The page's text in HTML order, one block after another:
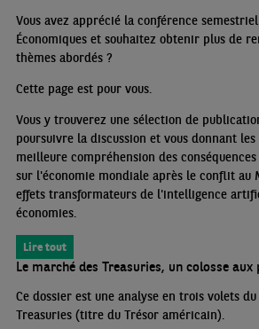
Vous avez apprécié la conférence
Économiques et souhaitez obtenir plus de
thèmes abordés?
Cette page est pour vous.
Vous y trouverez une sélection de
poursuivre la discussion et vous donnant
meilleure compréhension des
sur l'économie mondiale après le conflit au
effets transformateurs de l'intelligence
économies.
Lire tout
Le marché des Treasuries, un colosse
Ce dossier est une analyse en trois volets
Treasuries (titre du Trésor américain).